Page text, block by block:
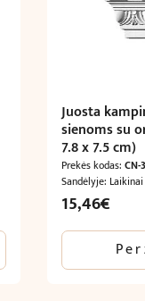
Juosta
sienoms su
7.8 x 7.5 cm)
Prekės kodas:CN-
Sandėlyje:
Original
was:
25,77€.
15,46€
is: